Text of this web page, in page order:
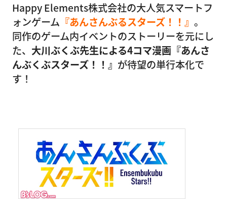
Happy Elements株式会社の大人気スマートフ
ォンゲーム 『あんさんぶるスターズ！！』 。
同作のゲーム内イベントのストーリーを元にし
た、 大川ぶくぶ先生による4コマ漫画『あんさ
んぶくぶスターズ！！』 が待望の単行本化で
す！